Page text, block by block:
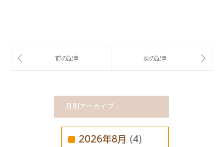
月別アーカイブ
2026年8月 (4)